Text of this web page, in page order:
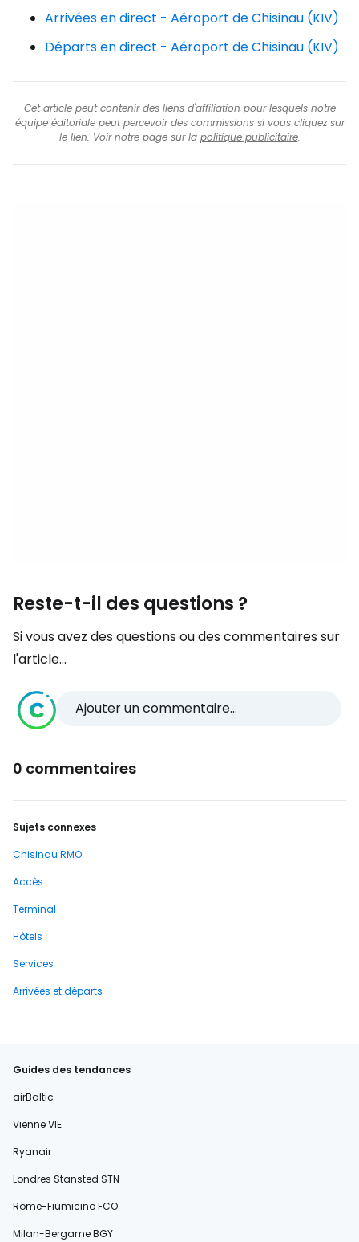
Arrivées en direct - Aéroport de Chisinau (KIV)
Départs en direct - Aéroport de Chisinau (KIV)
Cet article peut contenir des liens d'affiliation pour lesquels notre
équipe éditoriale peut percevoir des commissions si vous cliquez sur
le lien. Voir notre page sur la politique publicitaire.
Reste-t-il des questions ?
Si vous avez des questions ou des commentaires sur
l'article...
Ajouter un commentaire...
0 commentaires
Sujets connexes
Chisinau RMO
Accès
Terminal
Hôtels
Services
Arrivées et départs
Guides des tendances
airBaltic
Vienne VIE
Ryanair
Londres Stansted STN
Rome-Fiumicino FCO
Milan-Bergame BGY